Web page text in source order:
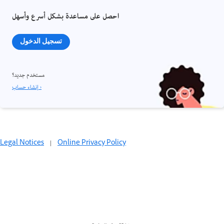
احصل على مساعدة بشكل أسرع وأسهل
تسجيل الدخول
مستخدم جديد؟
إنشاء حساب ›
Legal Notices | Online Privacy Policy